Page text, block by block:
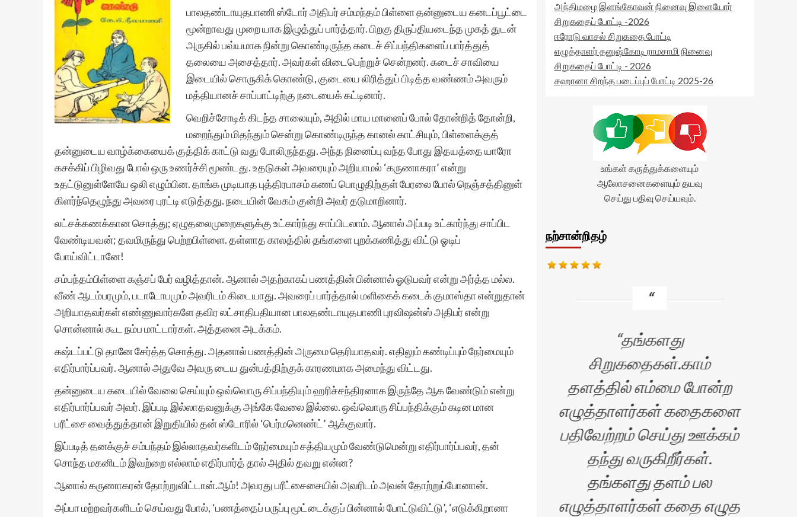
பாலதண்டாயுதபாணி ஸ்டோர் அதிபர் சம்மந்தம் பிள்ளை தன்னுடைய கனடப்பூட்டை
மூன்றாவது முறை யாக இழுத்துப் பார்த்தார். பிறகு திருப்தியடைந்த முகத் துடன்
அருகில் பவ்யமாக நின்று கொண்டிருந்த கடைச் சிப்பந்திகளைப் பார்த்துத்
தலையை அசைத்தார். அவர்கள் விடைபெற்றுச் சென்றனர். கடைச் சாவியை
இடையில் சொருகிக் கொண்டு, குடையை லிரித்துப் பிடித்த வண்ணம் அவரும்
மத்தியானச் சாப்பாட்டிற்கு நடையைக் கட்டினார்.
வெறிச்சோடிக் கிடந்த சாலையும், அதில் மாய மானைப் போல் தோன்றித் தோன்றி,
மறைந்தும் மிதந்தும் சென்று கொண்டிருந்த கானல் காட்சியும், பிள்ளைக்குத்
தன்னுடைய வாழ்க்கையைக் குத்திக் காட்டு வது போலிருந்தது. அந்த நினைப்பு வந்த போது இதயத்தை யாரோ
கசக்கிப் பிழிவது போல் ஒரு உணர்ச்சி மூண்டது. உதடுகள் அவரையும் அறியாமல் ‘கருணாகரா’ என்று
உதட்டுனுள்ளேயே ஒலி எழும்பின. தாங்க முடியாத புத்திரபாசம் கணப் பொழுதிற்குள் பேரலை போல் நெஞ்சத்தினுள்
கிளர்ந்தெழுந்து அவரை புரட்டி எடுத்தது. நடையின் வேகம் குன்றி அவர் தடுமாறினார்.
லட்சக்கணக்கான சொத்து; ஏழுதலைமுறைகளுக்கு உட்கார்ந்து சாப்பிடலாம். ஆனால் அப்படி உட்கார்ந்து சாப்பிட
வேண்டியவன்; தவமிருந்து பெற்றபிள்ளை. தள்ளாத காலத்தில் தங்களை புறக்கணித்து விட்டு ஓடிப்
போய்விட்டானே!
சம்பந்தம்பிள்ளை கஞ்சப் பேர் வழித்தான். ஆனால் அதற்காகப் பணத்தின் பின்னால் ஓடுபவர் என்று அர்த்த மல்ல.
வீண் ஆடம்பரமும், படாடோபமும் அவரிடம் கிடையாது. அவரைப் பார்த்தால் மளிகைக் கடைக் குமாஸ்தா என்றுதான்
அறியாதவர்கள் எண்ணுவார்களே தவிர லட்சாதிபதியான பாலதண்டாயுதபாணி புரவிஷன்ஸ் அதிபர் என்று
சொன்னால் கூட நம்ப மாட்டார்கள். அத்தனை அடக்கம்.
கஷ்டப்பட்டு தானே சேர்த்த சொத்து. அதனால் பணத்தின் அருமை தெரியாதவர். எதிலும் கண்டிப்பும் நேர்மையும்
எதிர்பார்ப்பவர். ஆனால் அதுவே அவரு டைய துன்பத்திற்குக் காரணமாக அமைந்து விட்டது.
தன்னுடைய கடையில் வேலை செய்யும் ஒவ்வொரு சிப்பந்தியும் ஹரிச்சந்திரனாக இருந்தே ஆக வேண்டும் என்று
எதிர்பார்ப்பவர் அவர். இப்படி இல்லாதவனுக்கு அங்கே வேலை இல்லை. ஒவ்வொரு சிப்பந்திக்கும் கடின மான
பரீட்சை வைத்துத்தான் இறுதியில் தன் ஸ்டோரில் ‘பெர்மனெண்ட்’ ஆக்குவார்.
இப்படித் தனக்குச் சம்பந்தம் இல்லாதவர்களிடம் நேர்மையும் சத்தியமும் வேண்டுமென்று எதிர்பார்ப்பவர், தன்
சொந்த மகனிடம் இவற்றை எல்லாம் எதிர்பார்த் தால் அதில் தவறு என்ன?
ஆனால் கருணாகரன் தோற்றுவிட்டான்.ஆம்! அவரது பரீட்சைசையில் அவரிடம் அவன் தோற்றுப்போனான்.
அப்பா மற்றவர்களிடம் செய்வது போல், ‘பணத்தைப் பருப்பு மூட்டைக்குப் பின்னால் போட்டுவிட்டு’, ‘எடுக்கிறானா
அந்திமழை இளங்கோவன் நினைவு இளையோர்
சிறுகதைப் போட்டி -2026
ஈரோடு வாசல் சிறுகதை போட்டி
எழுத்தாளர் தனுஷ்கோடி ராமசாமி நினைவு
சிறுகதைப் போட்டி - 2026
சஹானா சிறந்த படைப்புப் போட்டி 2025-26
உங்கள் கருத்துக்களையும்
ஆலோசனைகளையும் தயவு
செய்து பதிவு செய்யவும்.
நற்சான்றிதழ்
சிறுகதைகளும்,
தொடர்கதைகளும் பல்வேறு
தலைப்புகளில்
கொட்டிக்கிடக்கின்றன.
என்னைப் போன்ற
ஏராளமான
படைப்பாளிகளுக்கு இப்படி
தங்களது
சிறுகதைகள்.காம்
தளத்தில் எம்மை போன்ற
எழுத்தாளர்கள் கதைகளை
பதிவேற்றம் செய்து ஊக்கம்
தந்து வருகிறீர்கள்.
தங்களது தளம் பல
எழுத்தாளர்கள் கதை எழுத